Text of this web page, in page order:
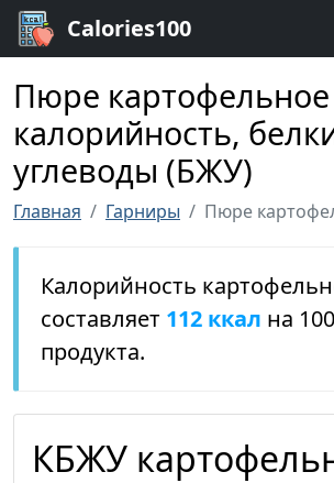
Calories100
Пюре
калорийность,
углеводы (БЖУ)
Главная Гарниры Пюре
Калорийность
составляет 112 ккал на
продукта.
КБЖУ